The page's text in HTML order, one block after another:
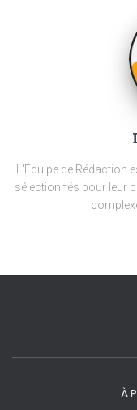
L'Équipe de
sélectionnés pour leur
À